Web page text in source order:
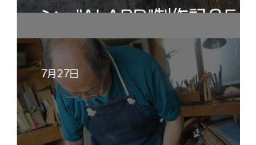
ン ”ALARD"制作記３5
7月27日